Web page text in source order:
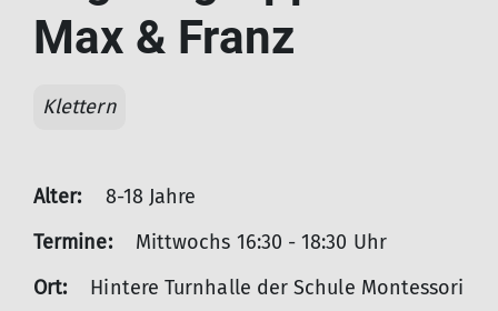
Max & Franz
Klettern
Alter:
8-18 Jahre
Termine:
Mittwochs 16:30 - 18:30 Uhr
Ort:
Hintere Turnhalle der Schule Montessori